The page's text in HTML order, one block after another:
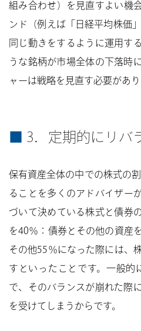
組み合わせ）を見直すよい機
ンド（例えば「日経平均株価
同じ動きをするように運用す
うな銘柄が市場全体の下落時
ャーは戦略を見直す必要があり
3．定期的にリバ
保有資産全体の中での株式の
ることを多くのアドバイザー
づいて決めている株式と債券
を40％：債券とその他の資産
その他55％になった際には、
すといったことです。一般的
で、そのバランスが崩れた際
を受けてしまうからです。